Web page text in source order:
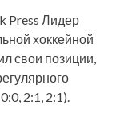
Press Лидер
хоккейной
свои позиции,
2:1, 2:1).